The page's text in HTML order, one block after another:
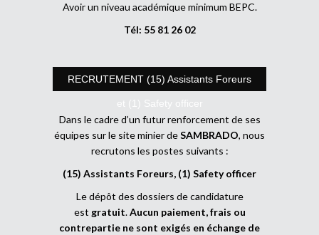
Avoir un niveau académique minimum BEPC.
Tél: 55 81 26 02
RECRUTEMENT (15) Assistants Foreurs
et (1) Safety officer
Dans le cadre d’un futur renforcement de ses
équipes sur le site minier deSAMBRADO, nous
recrutons les postes suivants :
(15) Assistants Foreurs, (1) Safety officer
Le dépôt des dossiers de candidature
est gratuit.Aucun paiement, frais ou
contrepartie ne sont exigés en échange de